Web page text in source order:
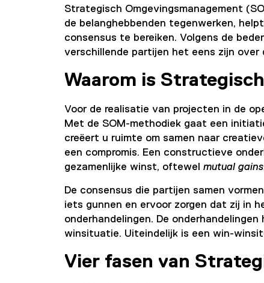
Strategisch Omgevingsmanagement
de belanghebbenden tegenwerken,
consensus te bereiken. Volgens de
verschillende partijen het eens zijn
Waarom is
Voor de realisatie van projecten in de
Met de SOM-methodiek gaat een
creëert u ruimte om samen naar
een compromis. Een constructieve
gezamenlijke winst, oftewel mutual gains
De consensus die partijen samen
iets gunnen en ervoor zorgen dat zij in
onderhandelingen. De
winsituatie. Uiteindelijk is een win-
Vier fasen van